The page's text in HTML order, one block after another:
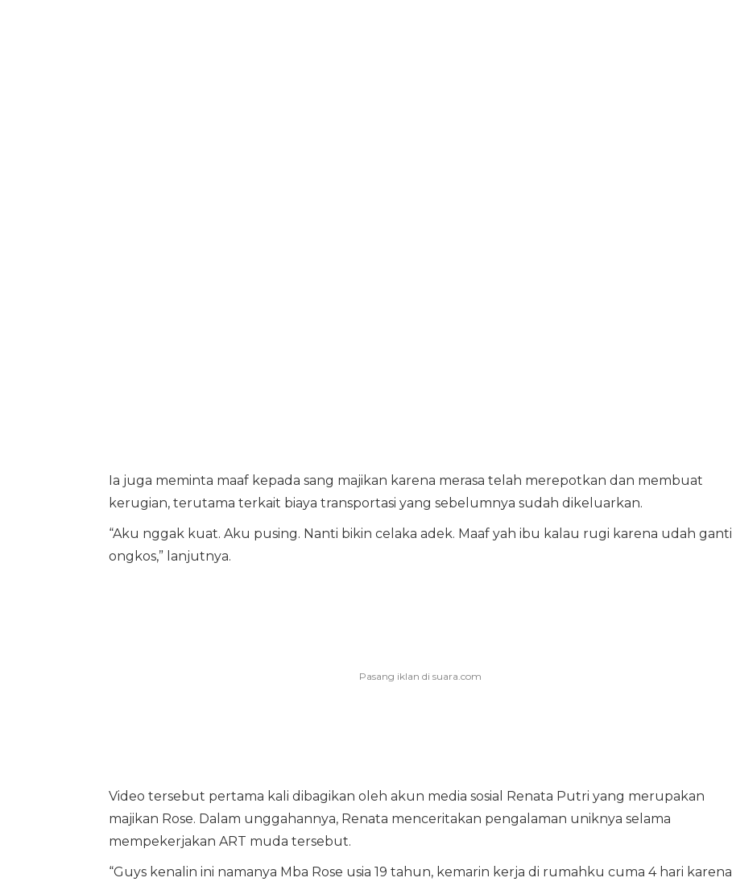
Ia juga meminta maaf kepada sang majikan karena merasa telah merepotkan dan membuat
kerugian, terutama terkait biaya transportasi yang sebelumnya sudah dikeluarkan.
“Aku nggak kuat. Aku pusing. Nanti bikin celaka adek. Maaf yah ibu kalau rugi karena udah ganti
ongkos,” lanjutnya.
Video tersebut pertama kali dibagikan oleh akun media sosial Renata Putri yang merupakan
majikan Rose. Dalam unggahannya, Renata menceritakan pengalaman uniknya selama
mempekerjakan ART muda tersebut.
“Guys kenalin ini namanya Mba Rose usia 19 tahun, kemarin kerja di rumahku cuma 4 hari karena